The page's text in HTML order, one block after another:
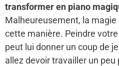
transformer en piano
Malheureusement, la
cette manière. Peindre
peut lui donner un coup de
allez devoir travailler un peu